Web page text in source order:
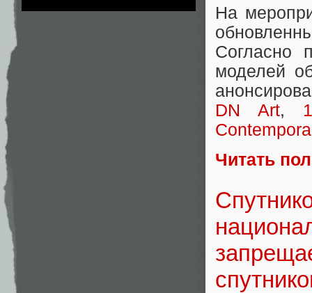
На
Согласно
моделей
DN Art,
Читать